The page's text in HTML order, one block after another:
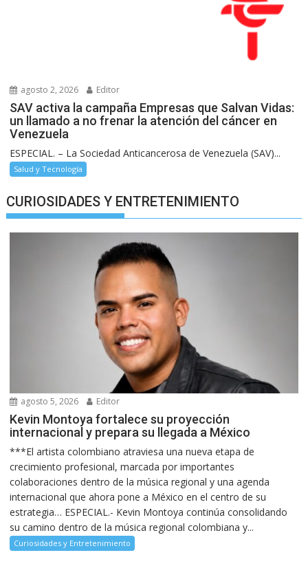
agosto 2, 2026 Editor
SAV activa la campaña Empresas que Salvan Vidas:
un llamado a no frenar la atención del cáncer en
Venezuela
ESPECIAL. – La Sociedad Anticancerosa de Venezuela (SAV)...
Salud y Tecnología
CURIOSIDADES Y ENTRETENIMIENTO
agosto 5, 2026 Editor
Kevin Montoya fortalece su proyección
internacional y prepara su llegada a México
***El artista colombiano atraviesa una nueva etapa de
crecimiento profesional, marcada por importantes
colaboraciones dentro de la música regional y una agenda
internacional que ahora pone a México en el centro de su
estrategia… ESPECIAL.- Kevin Montoya continúa consolidando
su camino dentro de la música regional colombiana y...
Curiosidades y Entretenimiento